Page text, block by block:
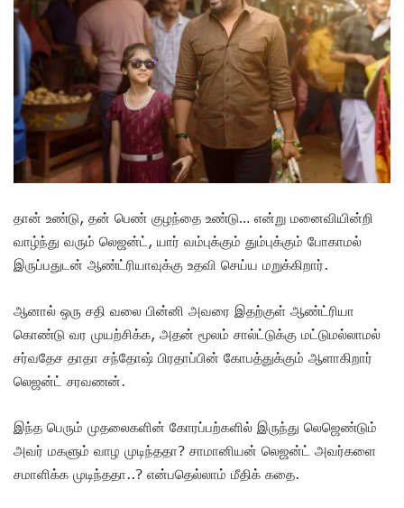
தான் உண்டு, தன் பெண் குழந்தை உண்டு… என்று மனைவியின்றி
வாழ்ந்து வரும் லெஜன்ட், யார் வம்புக்கும் தும்புக்கும் போகாமல்
இருப்பதுடன் ஆண்ட்ரியாவுக்கு உதவி செய்ய மறுக்கிறார்.
ஆனால் ஒரு சதி வலை பின்னி அவரை இதற்குள் ஆண்ட்ரியா
கொண்டு வர முயற்சிக்க, அதன் மூலம் சால்ட்டுக்கு மட்டுமல்லாமல்
சர்வதேச தாதா சந்தோஷ் பிரதாப்பின் கோபத்துக்கும் ஆளாகிறார்
லெஜன்ட் சரவணன்.
இந்த பெரும் முதலைகளின் கோரப்பற்களில் இருந்து லெஜெண்டும்
அவர் மகளும் வாழ முடிந்ததா? சாமானியன் லெஜன்ட் அவர்களை
சமாளிக்க முடிந்ததா..? என்பதெல்லாம் மீதிக் கதை.